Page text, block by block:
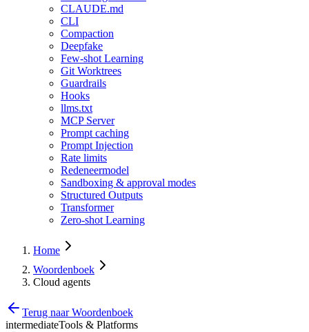
CLAUDE.md
CLI
Compaction
Deepfake
Few-shot Learning
Git Worktrees
Guardrails
Hooks
llms.txt
MCP Server
Prompt caching
Prompt Injection
Rate limits
Redeneermodel
Sandboxing & approval modes
Structured Outputs
Transformer
Zero-shot Learning
Home
Woordenboek
Cloud agents
Terug naar Woordenboek
intermediateTools & Platforms